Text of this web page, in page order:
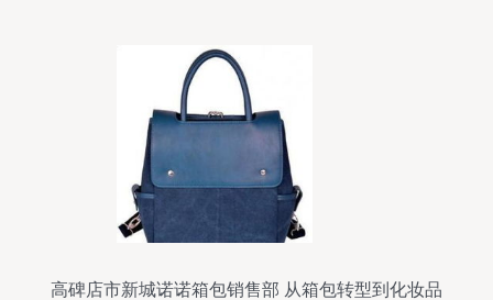
高碑店市新城诺诺箱包销售部 从箱包转型到化妆品